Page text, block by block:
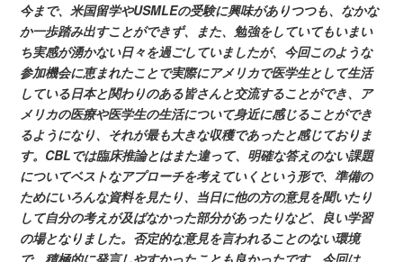
今まで、米国留学やUSMLEの受験に興味がありつつも、なかな
か一歩踏み出すことができず、また、勉強をしていてもいまい
ち実感が湧かない日々を過ごしていましたが、今回このような
参加機会に恵まれたことで実際にアメリカで医学生として生活
している日本と関わりのある皆さんと交流することができ、ア
メリカの医療や医学生の生活について身近に感じることができ
るようになり、それが最も大きな収穫であったと感じておりま
す。CBLでは臨床推論とはまた違って、明確な答えのない課題
についてベストなアプローチを考えていくという形で、準備の
ためにいろんな資料を見たり、当日に他の方の意見を聞いたり
して自分の考えが及ばなかった部分があったりなど、良い学習
の場となりました。否定的な意見を言われることのない環境